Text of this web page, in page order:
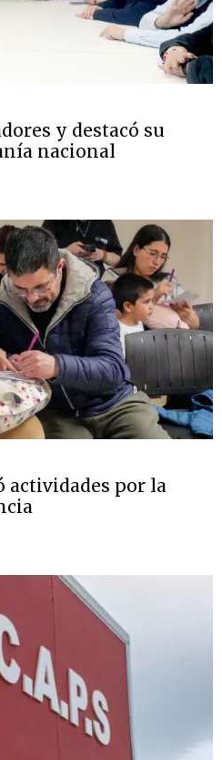
y destacó su
nacional
por la